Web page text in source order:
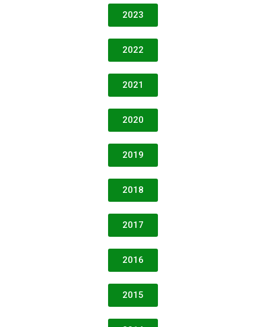
2023
2022
2021
2020
2019
2018
2017
2016
2015